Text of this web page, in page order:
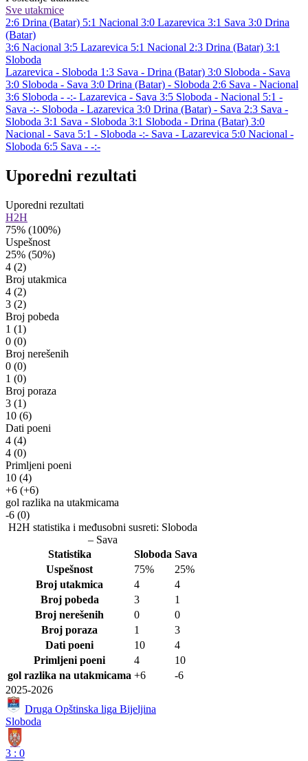
Sve utakmice
2:6 Drina (Batar) 5:1 Nacional 3:0 Lazarevica 3:1 Sava 3:0 Drina
(Batar)
3:6 Nacional 3:5 Lazarevica 5:1 Nacional 2:3 Drina (Batar) 3:1
Sloboda
Lazarevica - Sloboda 1:3 Sava - Drina (Batar) 3:0 Sloboda - Sava
3:0 Sloboda - Sava 3:0 Drina (Batar) - Sloboda 2:6 Sava - Nacional
3:6 Sloboda - -:- Lazarevica - Sava 3:5 Sloboda - Nacional 5:1 -
Sava -:- Sloboda - Lazarevica 3:0 Drina (Batar) - Sava 2:3 Sava -
Sloboda 3:1 Sava - Sloboda 3:1 Sloboda - Drina (Batar) 3:0
Nacional - Sava 5:1 - Sloboda -:- Sava - Lazarevica 5:0 Nacional -
Sloboda 6:5 Sava - -:-
Uporedni rezultati
Uporedni rezultati
H2H
75% (100%)
Uspešnost
25% (50%)
4 (2)
Broj utakmica
4 (2)
3 (2)
Broj pobeda
1 (1)
0 (0)
Broj nerešenih
0 (0)
1 (0)
Broj poraza
3 (1)
10 (6)
Dati poeni
4 (4)
4 (0)
Primljeni poeni
10 (4)
+6 (+6)
gol razlika na utakmicama
-6 (0)
H2H statistika i međusobni susreti: Sloboda
– Sava
Statistika
Sloboda Sava
Uspešnost
75%
25%
Broj utakmica
4
4
Broj pobeda
3
1
Broj nerešenih
0
0
Broj poraza
1
3
Dati poeni
10
4
Primljeni poeni
4
10
gol razlika na utakmicama +6
-6
2025-2026
Druga Opštinska liga Bijeljina
Sloboda
3 : 0